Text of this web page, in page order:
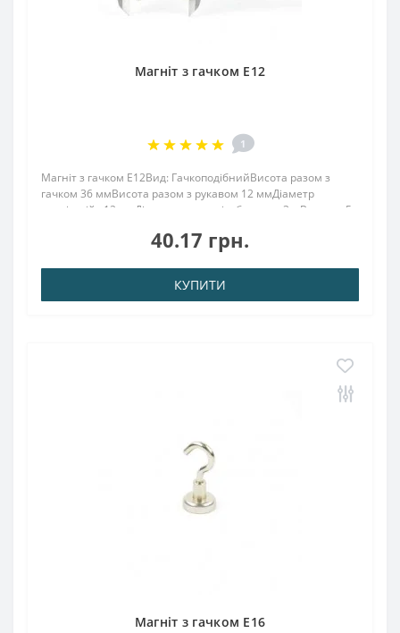
Магніт з гачком E12
1
Магніт з гачком E12Вид: ГачкоподібнийВисота разом з
гачком 36 ммВисота разом з рукавом 12 ммДіаметр
зовнішній : 12 ммДіаметр внутр. різьблення : 3.мВисота : 5
N38 Зчеплення прибл .: 4,00кг..
40.17 грн.
КУПИТИ
Магніт з гачком E16